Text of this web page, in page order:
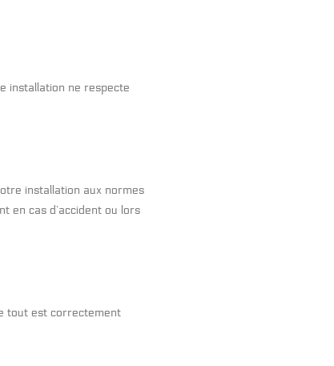
installation ne respecte
installation aux normes
en cas d’accident ou lors
tout est correctement